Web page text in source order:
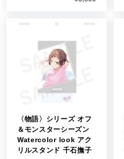
〈物語〉シリーズ オフ
＆モンスターシーズン
Watercolor look アク
リルスタンド 千石撫子